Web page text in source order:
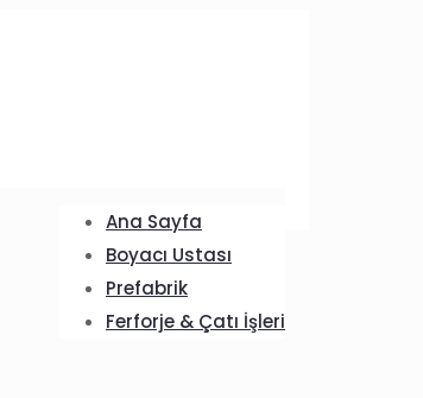
Ana Sayfa
Boyacı Ustası
Prefabrik
Ferforje & Çatı İşleri